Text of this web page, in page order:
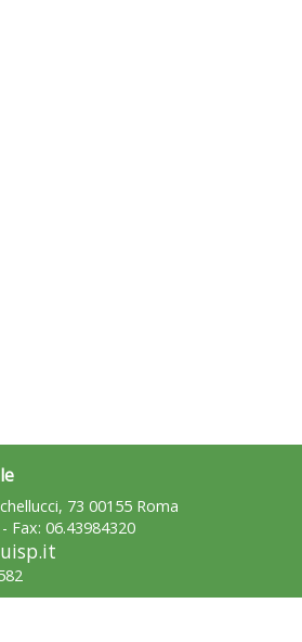
73 00155 Roma
Fax: 06.43984320